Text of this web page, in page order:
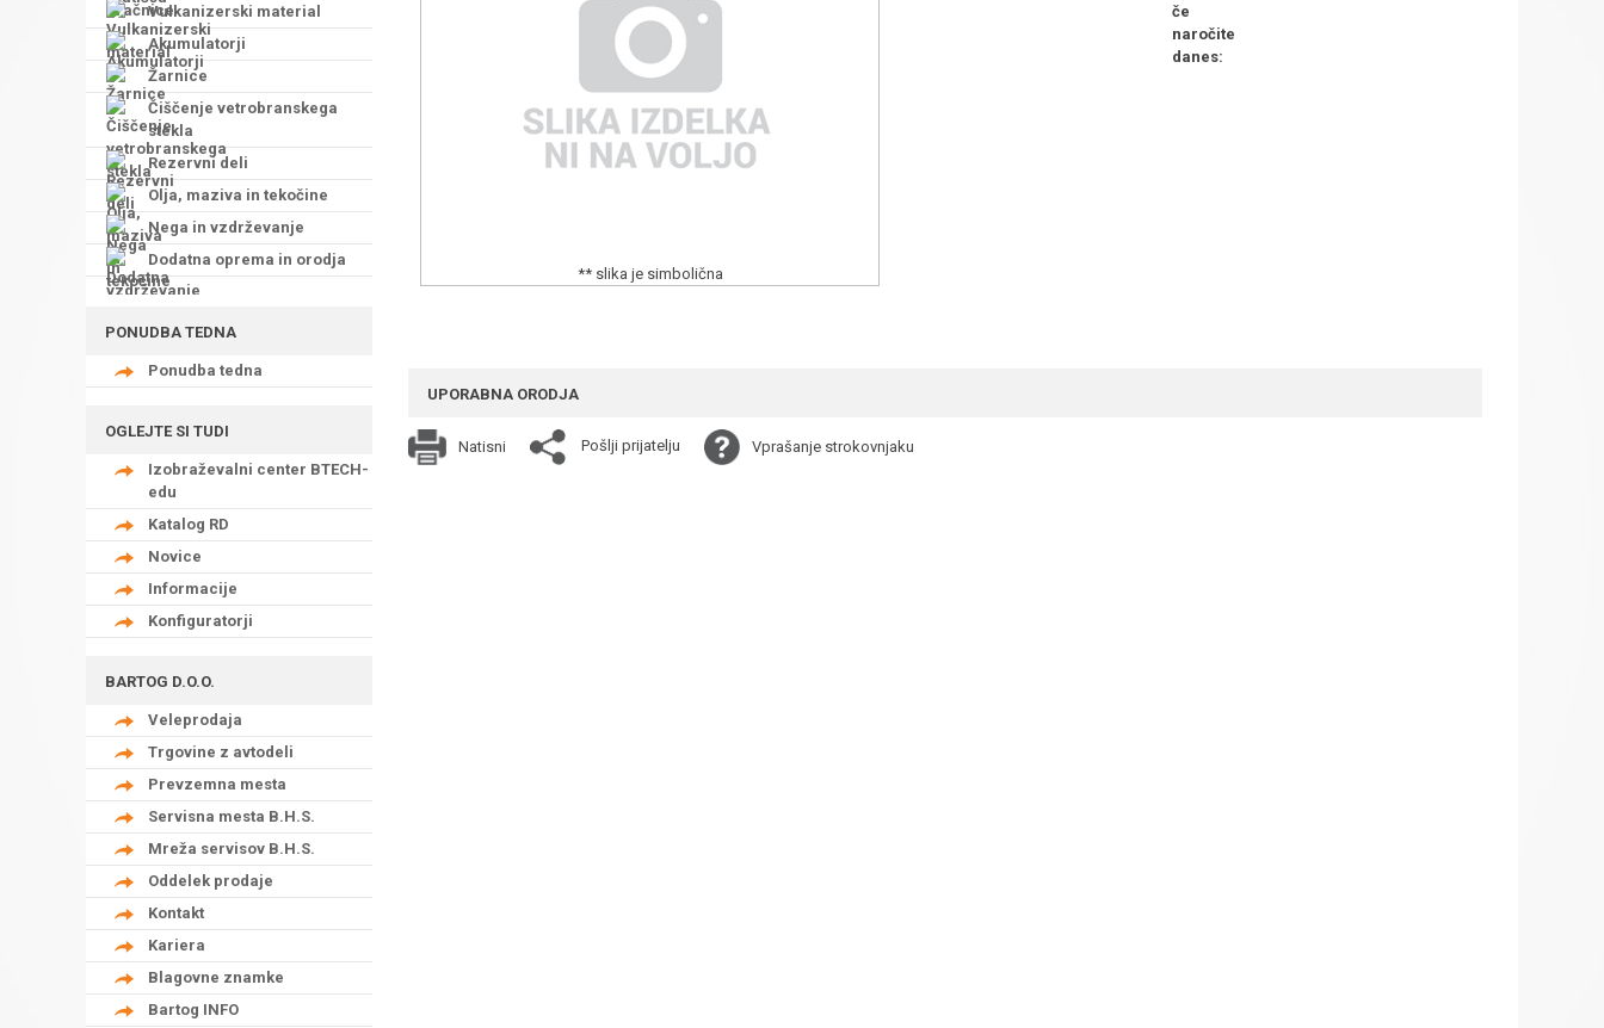
Vulkanizerski material
Akumulatorji
Žarnice
Čiščenje vetrobranskega
stekla
Rezervni deli
Olja, maziva in tekočine
Nega in vzdrževanje
Dodatna oprema in orodja
PONUDBA TEDNA
Ponudba tedna
OGLEJTE SI TUDI
Izobraževalni center BTECH-
edu
Katalog RD
Novice
Informacije
Konfiguratorji
BARTOG D.O.O.
Veleprodaja
Trgovine z avtodeli
Prevzemna mesta
Servisna mesta B.H.S.
Mreža servisov B.H.S.
Oddelek prodaje
Kontakt
Kariera
Blagovne znamke
Bartog INFO
** slika je simbolična
če
naročite
danes:
UPORABNA ORODJA
Natisni Pošlji prijatelju Vprašanje strokovnjaku